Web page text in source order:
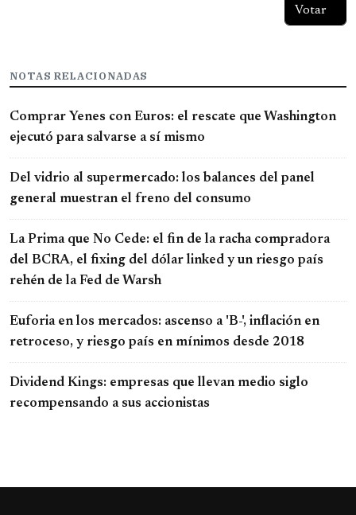
NOTAS RELACIONADAS
Comprar Yenes con Euros: el rescate que Washington
ejecutó para salvarse a sí mismo
Del vidrio al supermercado: los balances del panel
general muestran el freno del consumo
La Prima que No Cede: el fin de la racha compradora
del BCRA, el fixing del dólar linked y un riesgo país
rehén de la Fed de Warsh
Euforia en los mercados: ascenso a 'B-', inflación en
retroceso, y riesgo país en mínimos desde 2018
Dividend Kings: empresas que llevan medio siglo
recompensando a sus accionistas